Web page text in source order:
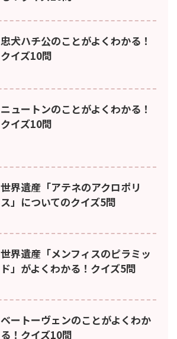
忠犬ハチ公のことがよくわかる！
クイズ10問
ニュートンのことがよくわかる！
クイズ10問
世界遺産「アテネのアクロポリ
ス」についてのクイズ5問
世界遺産「メンフィスのピラミッ
ド」がよくわかる！クイズ5問
ベートーヴェンのことがよくわか
る！クイズ10問